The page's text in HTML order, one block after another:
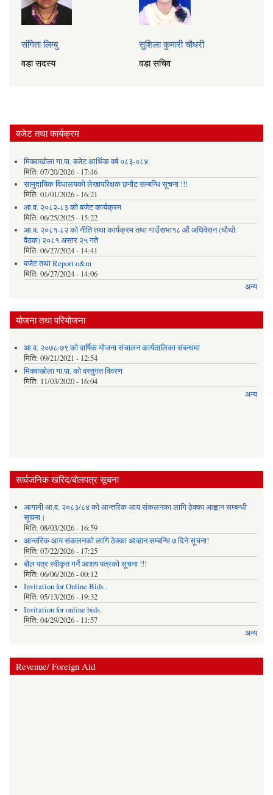
संगिता लिम्बु
वडा सदस्य
सुशिला कुमारी चौधरी
वडा सचिव
बजेट तथा कार्यक्रम
मिक्वाखोला गा.पा. बजेट आर्थिक वर्ष ०८३-०८४
मिति: 07/20/2026 - 17:46
सामुदायिक विधालयको लेखापरिक्षक छनौट सम्बन्धि सूचना !!!
मिति: 01/01/2026 - 16:21
आ.व. २०८२-८३ को बजेट कार्यक्रम
मिति: 06/25/2025 - 15:22
आ.व. २०८१-८२ को नीति तथा कार्यक्रम तथा गाउँसभा१८ औं अधिवेसन (चौथो
वैठक) २०८१ असार २५ गते
मिति: 06/27/2024 - 14:41
बजेट तथा Report o&m
मिति: 06/27/2024 - 14:06
अन्य
योजना तथा परियोजना
आ.व. २०७८-७९ को वार्षिक योजना संचालन कार्यतालिका संबन्धमा
मिति: 09/21/2021 - 12:54
मिक्वाखोला गा.पा. को वस्तुगत विवरण
मिति: 11/03/2020 - 16:04
अन्य
सार्वजनिक खरिद/बोलपत्र सूचना
आगामी आ.व. २०८३/८४ को आन्तरिक आय संकलनका लागि ठेक्का आह्वान सम्बन्धी
सूचना।
मिति: 08/03/2026 - 16:59
आन्तरिक आय संकलनको लागि ठेक्‍का आव्हान सम्बन्धि ७ दिने सूचना!
मिति: 07/22/2026 - 17:25
बोल पत्र स्वीकृत गर्ने आशय पत्रको सूचना !!!
मिति: 06/06/2026 - 00:12
Invitation for Online Bids .
मिति: 05/13/2026 - 19:32
Invitation for online bids.
मिति: 04/29/2026 - 11:57
अन्य
Revenue/ Foreign Aid